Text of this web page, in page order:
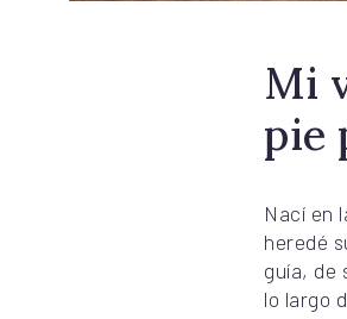
Mi
pie
Nací en
heredé
guía, de
lo largo